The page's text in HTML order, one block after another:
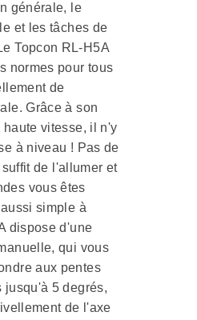
générale, le
et les tâches de
Topcon RL-H5A
normes pour tous
de
Grâce à son
vitesse, il n'y
à niveau ! Pas de
de l'allumer et
vous êtes
simple à
dispose d'une
qui vous
aux pentes
jusqu'à 5 degrés,
de l'axe